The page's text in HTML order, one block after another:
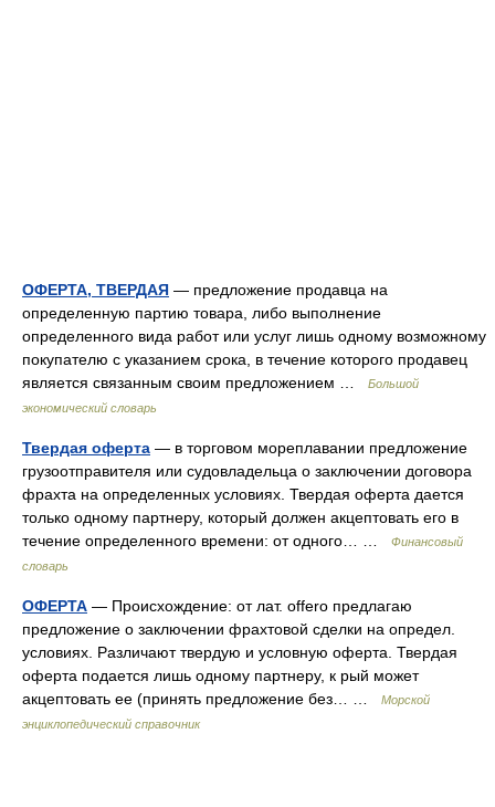
ОФЕРТА, ТВЕРДАЯ — предложение продавца на
определенную партию товара, либо выполнение
определенного вида работ или услуг лишь одному возможному
покупателю с указанием срока, в течение которого продавец
является связанным своим предложением …
Большой
экономический словарь
Твердая оферта — в торговом мореплавании предложение
грузоотправителя или судовладельца о заключении договора
фрахта на определенных условиях. Твердая оферта дается
только одному партнеру, который должен акцептовать его в
течение определенного времени: от одного… …
Финансовый
словарь
ОФЕРТА — Происхождение: от лат. offero предлагаю
предложение о заключении фрахтовой сделки на определ.
условиях. Различают твердую и условную оферта. Твердая
оферта подается лишь одному партнеру, к рый может
акцептовать ее (принять предложение без… …
Морской
энциклопедический справочник